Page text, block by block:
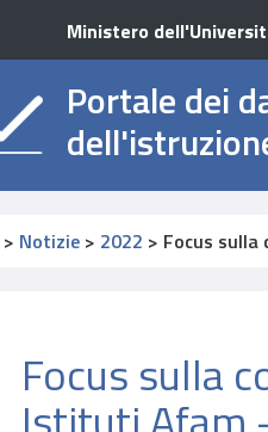
Ministero
Portale dei
> Notizie > 2022 > Focus
Focus sulla